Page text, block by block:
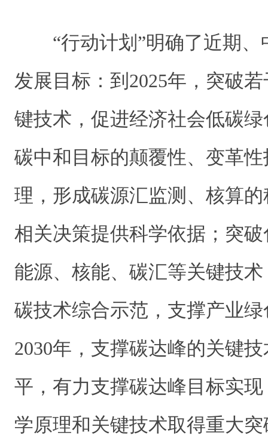
“行动计划”明确了近期、
发展目标：到2025年，突破
键技术，促进经济社会低碳
碳中和目标的颠覆性、变革
理，形成碳源汇监测、核算
相关决策提供科学依据；突
能源、核能、碳汇等关键技
碳技术综合示范，支撑产业
2030年，支撑碳达峰的关键
平，有力支撑碳达峰目标实
学原理和关键技术取得重大